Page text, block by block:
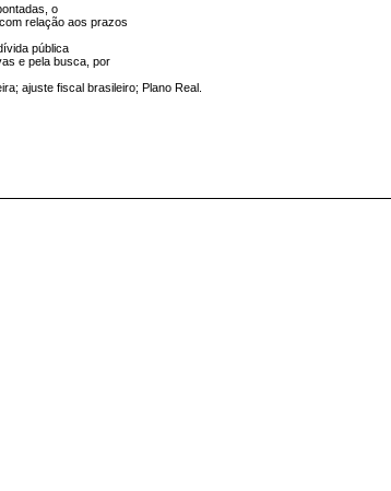
o
relação aos prazos
pública
e pela busca, por
ajuste fiscal brasileiro; Plano Real.